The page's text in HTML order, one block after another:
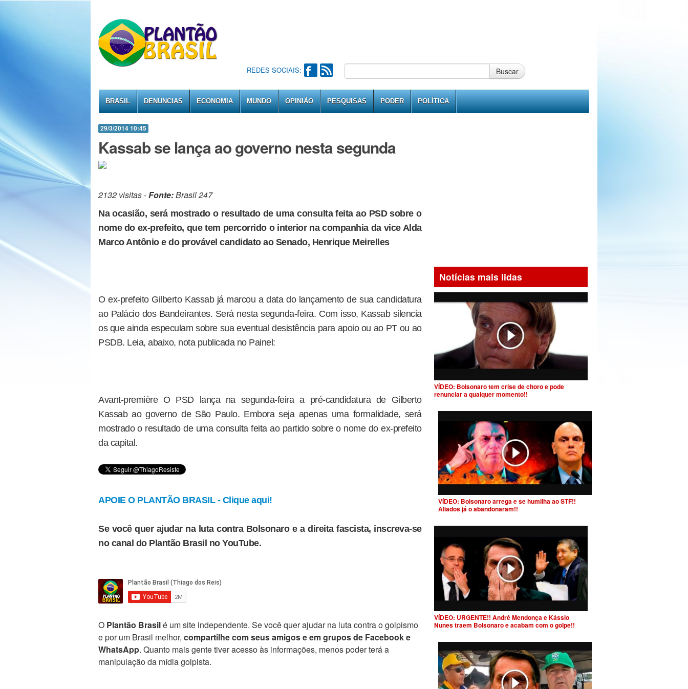
REDES SOCIAIS: Buscar
BRASIL DENÚNCIAS ECONOMIA MUNDO OPINIÃO PESQUISAS PODER POLÍTICA
29/3/2014 10:45
Kassab se lança ao governo nesta segunda
2132 visitas -Fonte:Brasil 247
Na ocasião, será mostrado o resultado de uma consulta feita ao PSD sobre o
nome do ex-prefeito, que tem percorrido o interior na companhia da vice Alda
Marco Antônio e do provável candidato ao Senado, Henrique Meirelles
O ex-prefeito Gilberto Kassab já marcou a data do lançamento de sua candidatura
ao Palácio dos Bandeirantes. Será nesta segunda-feira. Com isso, Kassab silencia
os que ainda especulam sobre sua eventual desistência para apoio ou ao PT ou ao
PSDB. Leia, abaixo, nota publicada no Painel:
Avant-première O PSD lança na segunda-feira a pré-candidatura de Gilberto
Kassab ao governo de São Paulo. Embora seja apenas uma formalidade, será
mostrado o resultado de uma consulta feita ao partido sobre o nome do ex-prefeito
da capital.
APOIE O PLANTÃO BRASIL - Clique aqui!
Se você quer ajudar na luta contra Bolsonaro e a direita fascista, inscreva-se
no canal do Plantão Brasil no YouTube.
O Plantão Brasilé um site independente. Se você quer ajudar na luta contra o golpismo
e por um Brasil melhor, compartilhe com seus amigos e em grupos de Facebook e
WhatsApp. Quanto mais gente tiver acesso às informações, menos poder terá a
manipulação da mídia golpista.
Notícias mais lidas
VÍDEO: Bolsonaro tem crise de choro e pode
renunciar a qualquer momento!!
VÍDEO: Bolsonaro arrega e se humilha ao STF!!
Aliados já o abandonaram!!
VÍDEO: URGENTE!! André Mendonça e Kássio
Nunes traem Bolsonaro e acabam com o golpe!!